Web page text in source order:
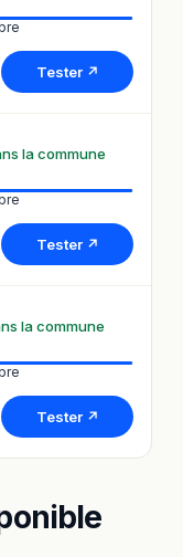
Tester ↗
la commune
Tester ↗
la commune
Tester ↗